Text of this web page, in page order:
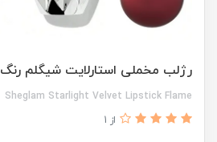
رژلب مخملی استارلایت شیگلم رنگ Flame^
Sheglam Starlight Velvet Lipstick Flame
از 1